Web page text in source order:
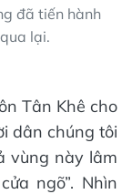
đã tiến hành
lại.
Tân Khê cho
dân chúng tôi
vùng này lâm
ngõ”. Nhìn